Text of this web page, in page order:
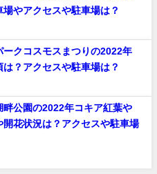
やアクセスや駐車場は？
ークコスモスまつりの2022年
は？アクセスや駐車場は？
畔公園の2022年コキア紅葉や
開花状況は？アクセスや駐車場